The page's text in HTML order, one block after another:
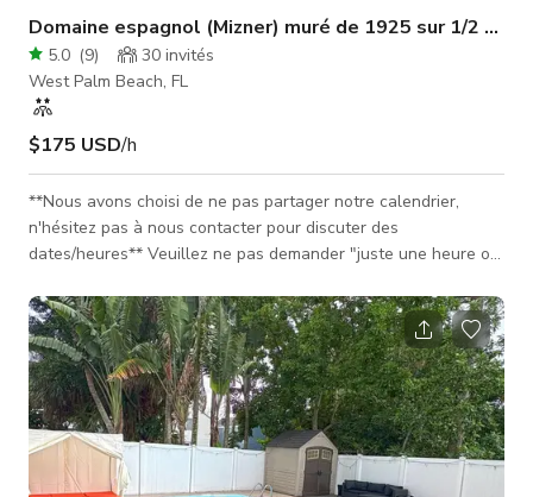
Domaine espagnol (Mizner) muré de 1925 sur 1/2 acre
5.0 (9) 30 invités
West Palm Beach, FL
$175 USD/h
**Nous avons choisi de ne pas partager notre calendrier,
n'hésitez pas à nous contacter pour discuter des
dates/heures** Veuillez ne pas demander "juste une heure ou
première maison construite dans le quartier de Parker Ridge
en Floride en 1923. Cette "maison témoin" est située dans un
quartier vintage et abrite certains des arbres originaux.
L'ensemble du "complexe" est entouré d'un mur pour plus
d'intimité et il y a deux portail